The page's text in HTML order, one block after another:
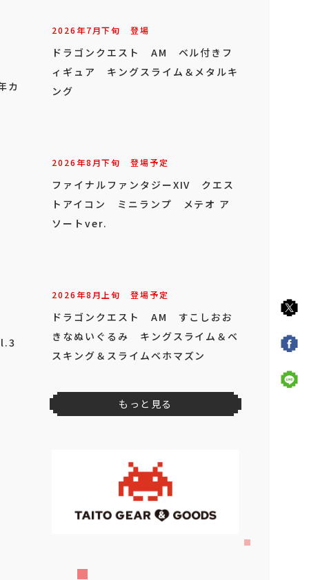
カ
2026年7月下旬 登場
ドラゴンクエスト AM ベル付きフ
ィギュア キングスライム＆メタルキ
ング
2026年8月下旬 登場予定
ファイナルファンタジーXIV クエス
トアイコン ミニランプ メテオ ア
ソートver.
2026年8月上旬 登場予定
ドラゴンクエスト AM すこしおお
きなぬいぐるみ キングスライム＆ベ
スキング＆スライムベホマズン
もっと見る